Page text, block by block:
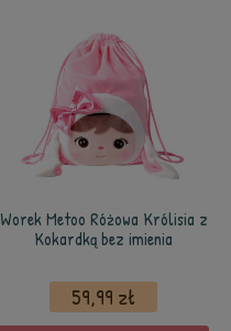
Worek Metoo Różowa Królisia z
Kokardką bez imienia
59,99 zł